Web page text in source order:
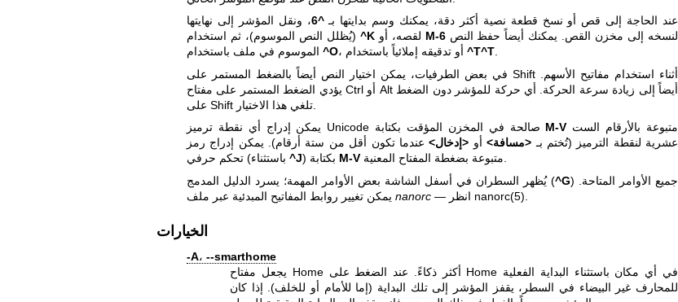
عند الحاجة إلى قص أو نسخ قطعة نصية أكثر دقة، يمكنك وسم بدايتها بـ^6 ، ونقل المؤشر إلى نهايتها
^K M-6لنسخه إلى مخزن القص. يمكنك أيضاً حفظ النص
^O ^T^T.
في بعض الطرفيات، يمكن اختيار النص أيضاً بالضغط المستمر على Shift أثناء استخدام مفاتيح الأسهم.
يؤدي الضغط المستمر على مفتاح Ctrl أو Alt أيضاً إلى زيادة سرعة الحركة. أي حركة للمؤشر دون الضغط
على Shift تلغي هذا الاختيار.
M-V
عشرية لنقطة الترميز (تُختم بـ <مسافة>أو <إدخال>عندما تكون أقل من ستة أرقام). يمكن إدراج رمز
^J M-V
يُظهر السطران في أسفل الشاشة بعض الأوامر المهمة؛ يسرد الدليل المدمج (^G) جميع الأوامر المتاحة.
nanorc nanorc(5)
الخيارات
-A، --smarthome
يجعل مفتاح Home أكثر ذكاءً. عند الضغط على Home في أي مكان باستثناء البداية الفعلية
للمحارف غير البيضاء في السطر، يقفز المؤشر إلى تلك البداية (إما للأمام أو للخلف). إذا كان